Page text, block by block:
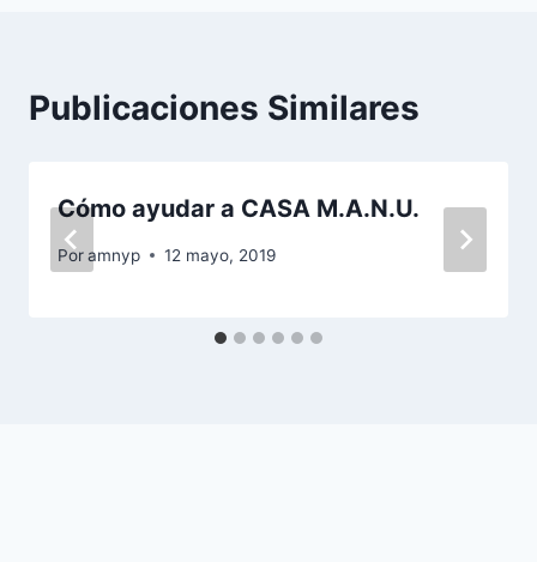
Publicaciones Similares
Cómo ayudar a CASA M.A.N.U.
Poramnyp 12 mayo, 2019